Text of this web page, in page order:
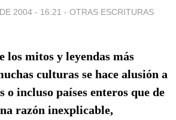
2004 - 16:21 - OTRAS ESCRITURAS
los mitos y leyendas más
culturas se hace alusión a
o incluso países enteros que de
razón inexplicable,